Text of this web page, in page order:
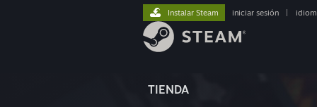
TIENDA
Instalar Steam iniciar sesión